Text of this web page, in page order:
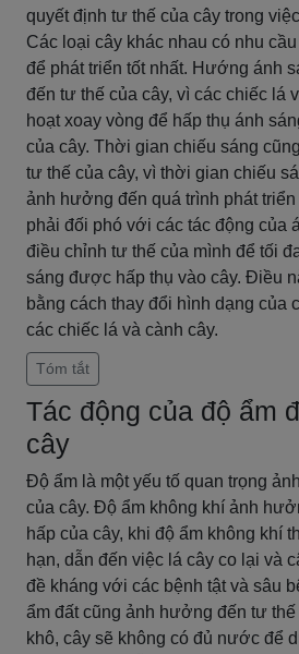
quyết định tư thế của cây trong
Các loại cây khác nhau có nhu
để phát triển tốt nhất. Hướng ánh
đến tư thế của cây, vì các chiếc lá
hoạt xoay vòng để hấp thụ ánh
của cây. Thời gian chiếu sáng
tư thế của cây, vì thời gian chiếu
ảnh hưởng đến quá trình phát
phải đối phó với các tác động của
điều chỉnh tư thế của mình để tối
sáng được hấp thụ vào cây. Điều
bằng cách thay đổi hình dạng của
các chiếc lá và cành cây.
Tóm tắt
Tác động của độ ẩm
cây
Độ ẩm là một yếu tố quan trọng
của cây. Độ ẩm không khí ảnh
hấp của cây, khi độ ẩm không khí
hạn, dẫn đến việc lá cây co lại và
đề kháng với các bệnh tật và sâu
ẩm đất cũng ảnh hưởng đến tư thế
khô, cây sẽ không có đủ nước để